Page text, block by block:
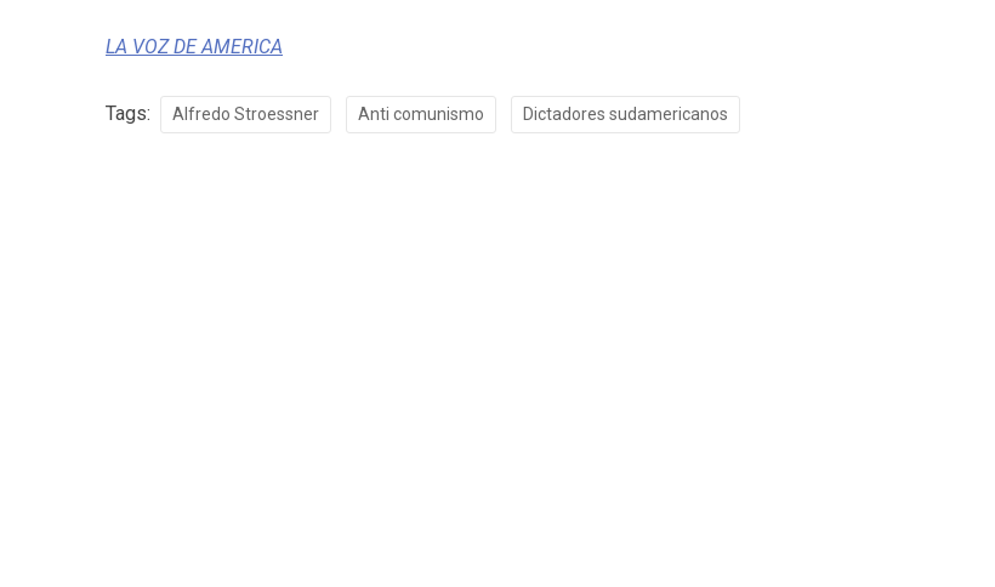
LA VOZ DE AMERICA
Tags: Alfredo Stroessner Anti comunismo Dictadores sudamericanos